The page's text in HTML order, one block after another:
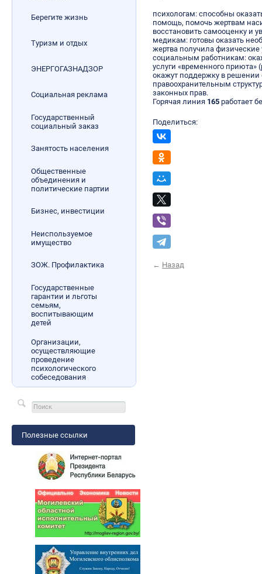
Берегите жизнь
Туризм и отдых
ЭНЕРГОГАЗНАДЗОР
Социальная реклама
Государственный
социальный заказ
Занятость населения
Общественные
объединения и
политические партии
Бизнес, инвестиции
Неиспользуемое
имущество
ЗОЖ. Профилактика
Государственные
гарантии и льготы
семьям,
воспитывающим
детей
Организации,
осуществляющие
проведение
психологического
собеседования
Полезные ссылки
психологам: способны
помощь, помочь жертвам
восстановить самооценку и
медикам: готовы оказать
жертва получила физические
социальным работникам:
услуги «временного
окажут поддержку в
правоохранительным
законных прав.
Горячая линия 165работает
Поделиться:
← Назад